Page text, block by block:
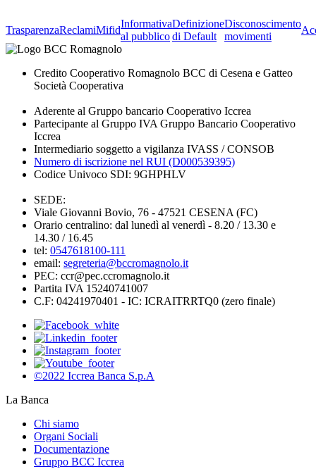
TrasparenzaReclamiMifid
Informativa
al pubblico
Definizione
di Default
Disconoscimento
movimenti
Credito Cooperativo Romagnolo BCC di Cesena e Gatteo
Società Cooperativa
Aderente al Gruppo bancario Cooperativo Iccrea
Partecipante al Gruppo IVA Gruppo Bancario Cooperativo
Iccrea
Intermediario soggetto a vigilanza IVASS / CONSOB
Numero di iscrizione nel RUI (D000539395)
Codice Univoco SDI: 9GHPHLV
SEDE:
Viale Giovanni Bovio, 76 - 47521 CESENA (FC)
Orario centralino: dal lunedì al venerdì - 8.20 / 13.30 e
14.30 / 16.45
tel: 0547618100-111
email: segreteria@bccromagnolo.it
PEC: ccr@pec.ccromagnolo.it
Partita IVA 15240741007
C.F: 04241970401 - IC: ICRAITRRTQ0 (zero finale)
©2022 Iccrea Banca S.p.A
La Banca
Chi siamo
Organi Sociali
Documentazione
Gruppo BCC Iccrea